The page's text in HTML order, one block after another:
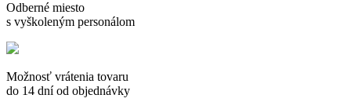
Odberné miesto
s vyškoleným personálom
Možnosť vrátenia tovaru
do 14 dní od objednávky